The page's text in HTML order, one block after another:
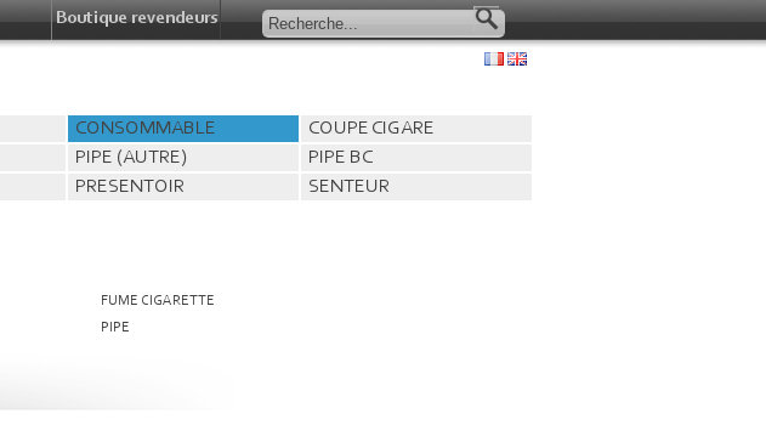
Boutique revendeurs
CONSOMMABLE
COUPE CIGARE
PIPE (AUTRE)
PIPE BC
PRESENTOIR SENTEUR
FUME CIGARETTE
PIPE